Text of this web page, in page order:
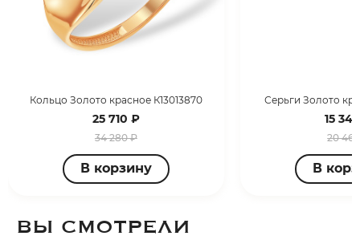
Кольцо Золото красное К13013870
25 710 ₽
34 280 ₽
В корзину
Серьги Золото
15
20
В
ВЫ СМОТРЕЛИ